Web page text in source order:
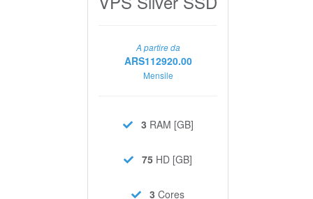
A partire da
ARS112920.00
Mensile
3 RAM [GB]
75 HD [GB]
3 Cores